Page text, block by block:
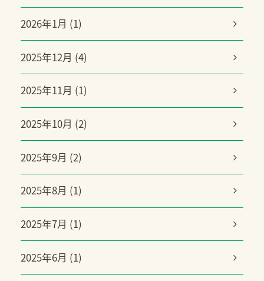
2026年1月 (1)
2025年12月 (4)
2025年11月 (1)
2025年10月 (2)
2025年9月 (2)
2025年8月 (1)
2025年7月 (1)
2025年6月 (1)